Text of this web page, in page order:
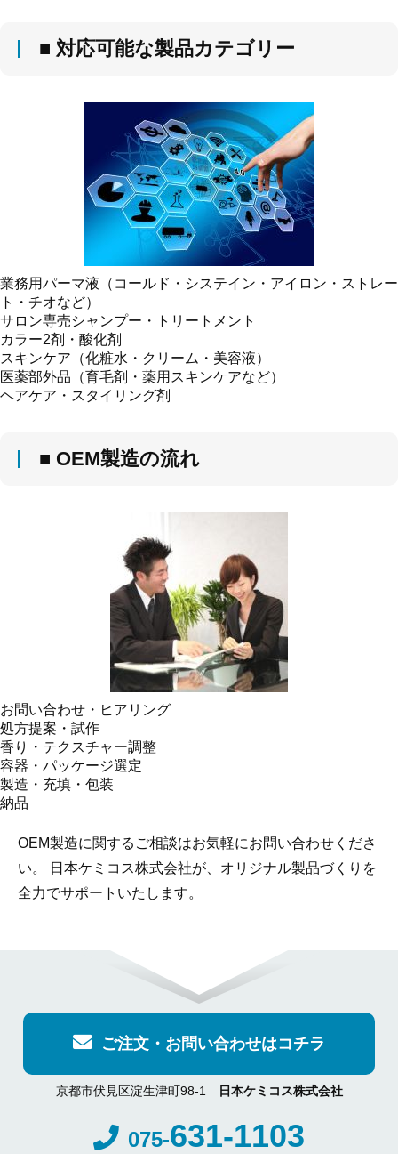
■ 対応可能な製品カテゴリー
業務用パーマ液（コールド・システイン・アイロン・ストレー
ト・チオなど）
サロン専売シャンプー・トリートメント
カラー2剤・酸化剤
スキンケア（化粧水・クリーム・美容液）
医薬部外品（育毛剤・薬用スキンケアなど）
ヘアケア・スタイリング剤
■ OEM製造の流れ
お問い合わせ・ヒアリング
処方提案・試作
香り・テクスチャー調整
容器・パッケージ選定
製造・充填・包装
納品
OEM製造に関するご相談はお気軽にお問い合わせくださ
い。 日本ケミコス株式会社が、オリジナル製品づくりを
全力でサポートいたします。
ご注文・お問い合わせはコチラ
京都市伏見区淀生津町98-1 日本ケミコス株式会社
075-631-1103